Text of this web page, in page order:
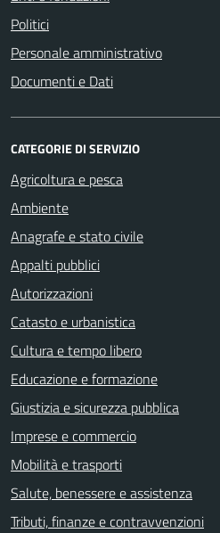
Politici
Personale amministrativo
Documenti e Dati
CATEGORIE DI SERVIZIO
Agricoltura e pesca
Ambiente
Anagrafe e stato civile
Appalti pubblici
Autorizzazioni
Catasto e urbanistica
Cultura e tempo libero
Educazione e formazione
Giustizia e sicurezza pubblica
Imprese e commercio
Mobilità e trasporti
Salute, benessere e assistenza
Tributi, finanze e contravvenzioni